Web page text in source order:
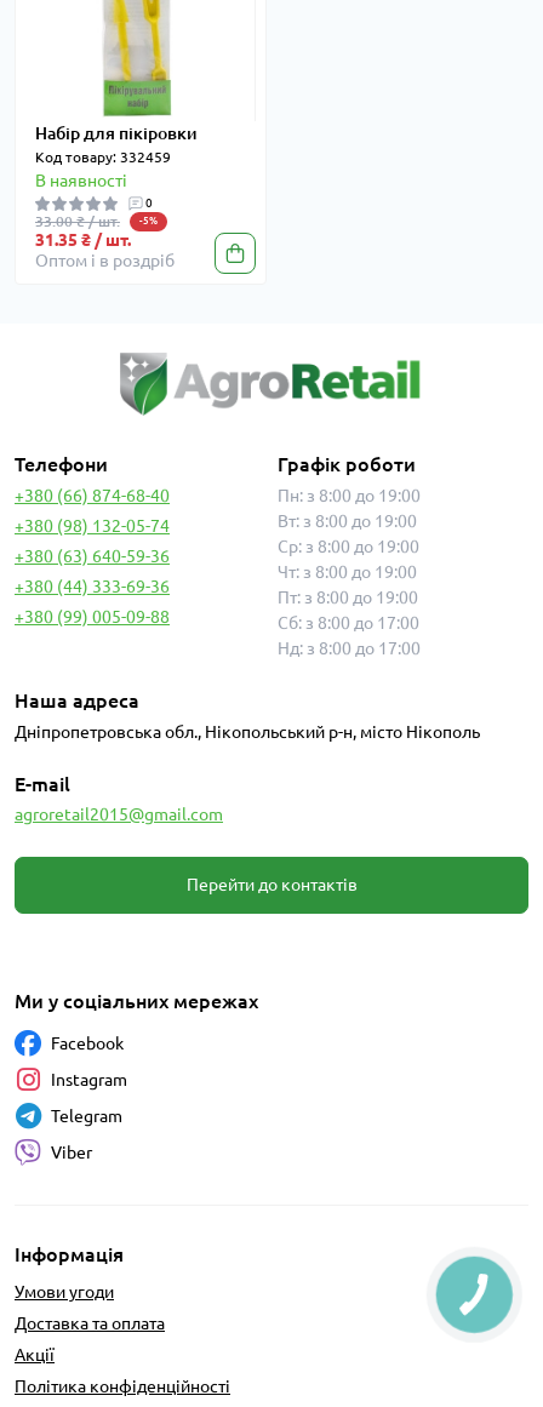
Набір для пікіровки
Код товару: 332459
В наявності
0
33.00 ₴ / шт. -5%
31.35 ₴ / шт.
Оптом і в роздріб
Телефони
+380 (66) 874-68-40
+380 (98) 132-05-74
+380 (63) 640-59-36
+380 (44) 333-69-36
+380 (99) 005-09-88
Графік роботи
Пн: з 8:00 до 19:00
Вт: з 8:00 до 19:00
Ср: з 8:00 до 19:00
Чт: з 8:00 до 19:00
Пт: з 8:00 до 19:00
Сб: з 8:00 до 17:00
Нд: з 8:00 до 17:00
Наша адреса
Дніпропетровська обл., Нікопольський р-н, місто Нікополь
E-mail
agroretail2015@gmail.com
Перейти до контактів
Інформація
Умови угоди
Доставка та оплата
Акції
Політика конфіденційності
Ми у соціальних мережах
Facebook
Instagram
Telegram
Viber